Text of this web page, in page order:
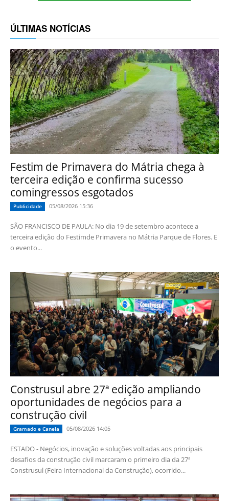
ÚLTIMAS NOTÍCIAS
Festim de Primavera do Mátria chega à
terceira edição e confirma sucesso
comingressos esgotados
Publicidade 05/08/2026 15:36
SÃO FRANCISCO DE PAULA: No dia 19 de setembro acontece a
terceira edição do Festimde Primavera no Mátria Parque de Flores. E
o evento...
Construsul abre 27ª edição ampliando
oportunidades de negócios para a
construção civil
Gramado e Canela 05/08/2026 14:05
ESTADO - Negócios, inovação e soluções voltadas aos principais
desafios da construção civil marcaram o primeiro dia da 27ª
Construsul (Feira Internacional da Construção), ocorrido...